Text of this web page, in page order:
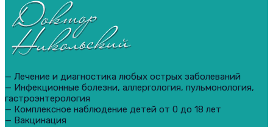
— Лечение и диагностика любых острых заболеваний
— Инфекционные болезни, аллергология, пульмонология,
гастроэнтерология
— Комплексное наблюдение детей от 0 до 18 лет
— Вакцинация